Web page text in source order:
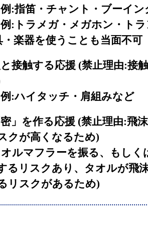
笛・チャント・ブーイン
ラメガ・メガホン・トラ
・楽器を使うことも当面不可
と接触する応援 (禁止理由:接
イタッチ・肩組みなど
密」を作る応援 (禁止理由:飛
クが高くなるため)
オルマフラーを振る、もしく
るリスクあり、タオルが飛
リスクがあるため)